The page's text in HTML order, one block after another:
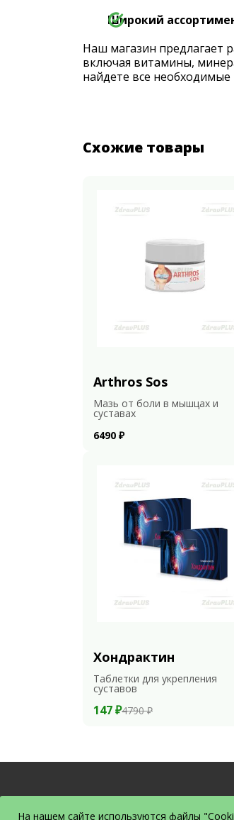
Широкий
Наш магазин предлагает
включая витамины,
найдете все
Схожие товары
Arthros Sos
Мазь от боли в мышцах и
суставах
6490 ₽
Хондрактин
Таблетки для укрепления
суставов
147 ₽4790 ₽
На нашем сайте используются файлы